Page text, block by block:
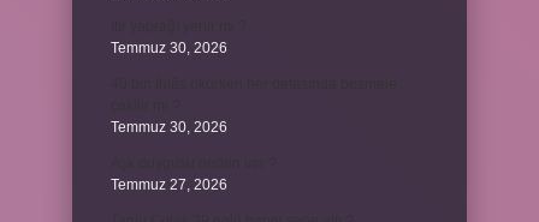
Temmuz 30, 2026
Temmuz 30, 2026
Temmuz 27, 2026